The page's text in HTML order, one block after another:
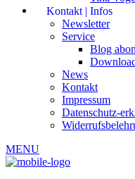
Kontakt | Infos
Newsletter
Service
Blog
News
Kontakt
Impressum
Datenschutz-
MENU